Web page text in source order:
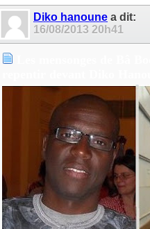
Diko hanoune a dit:
16/08/2013 20h41